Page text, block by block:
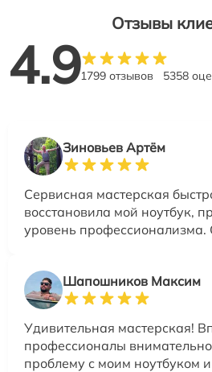
Отзывы
4.91799 отзывов 5358
Зиновьев Артём
Сервисная мастерская
восстановила мой ноутбук,
уровень профессионализма.
Шапошников Максим
Удивительная мастерская!
профессионалы
проблему с моим ноутбуком